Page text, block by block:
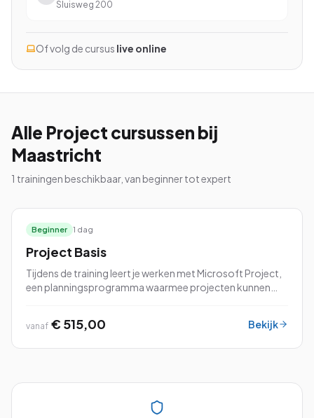
Bekijk alle cursussen
Gratis studiegids downloaden
4.8/5 15.000+ deelnemers
Sluisweg 200
Of volg de cursus live online
Alle Project cursussen bij
Maastricht
1 trainingen beschikbaar, van beginner tot expert
Beginner 1 dag
Project Basis
Tijdens de training leert je werken met Microsoft Project,
een planningsprogramma waarmee projecten kunnen
vanaf € 515,00 Bekijk